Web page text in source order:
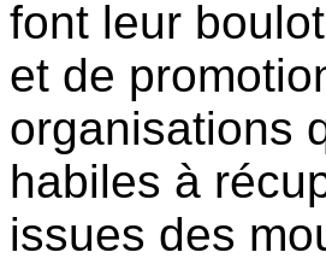
font leur
et de
organisations
habiles à
issues des